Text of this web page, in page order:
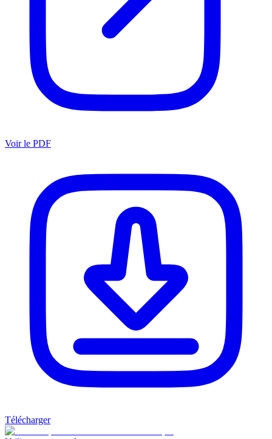
Voir le PDF
Télécharger